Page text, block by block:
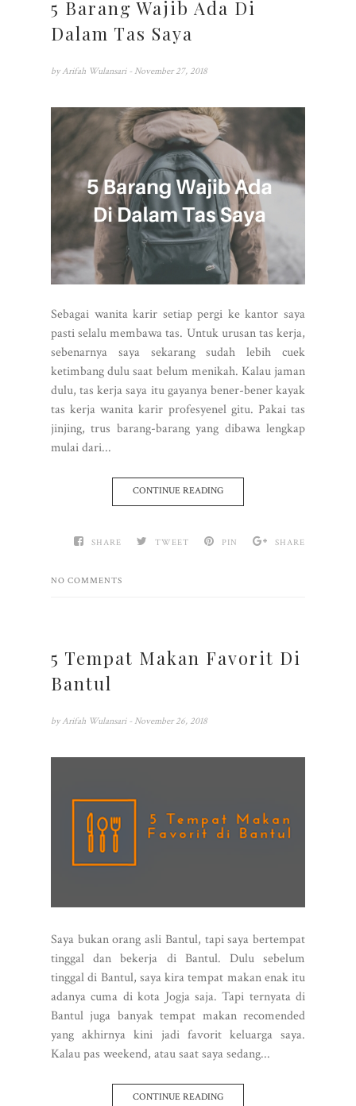
5 Barang Wajib Ada Di
Dalam Tas Saya
by Arifah Wulansari - November 27, 2018
Sebagai wanita karir setiap pergi ke kantor saya
pasti selalu membawa tas. Untuk urusan tas kerja,
sebenarnya saya sekarang sudah lebih cuek
ketimbang dulu saat belum menikah. Kalau jaman
dulu, tas kerja saya itu gayanya bener-bener kayak
tas kerja wanita karir profesyenel gitu. Pakai tas
jinjing, trus barang-barang yang dibawa lengkap
mulai dari...
CONTINUE READING
SHARE TWEET PIN SHARE
NO COMMENTS
5 Tempat Makan Favorit Di
Bantul
by Arifah Wulansari - November 26, 2018
Saya bukan orang asli Bantul, tapi saya bertempat
tinggal dan bekerja di Bantul. Dulu sebelum
tinggal di Bantul, saya kira tempat makan enak itu
adanya cuma di kota Jogja saja. Tapi ternyata di
Bantul juga banyak tempat makan recomended
yang akhirnya kini jadi favorit keluarga saya.
Kalau pas weekend, atau saat saya sedang...
CONTINUE READING